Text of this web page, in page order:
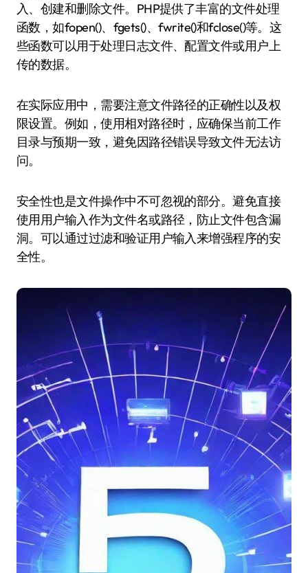
入、创建和删除文件。PHP提供了丰富的文件处理
函数，如fopen()、fgets()、fwrite()和fclose()等。这
些函数可以用于处理日志文件、配置文件或用户上
传的数据。
在实际应用中，需要注意文件路径的正确性以及权
限设置。例如，使用相对路径时，应确保当前工作
目录与预期一致，避免因路径错误导致文件无法访
问。
安全性也是文件操作中不可忽视的部分。避免直接
使用用户输入作为文件名或路径，防止文件包含漏
洞。可以通过过滤和验证用户输入来增强程序的安
全性。